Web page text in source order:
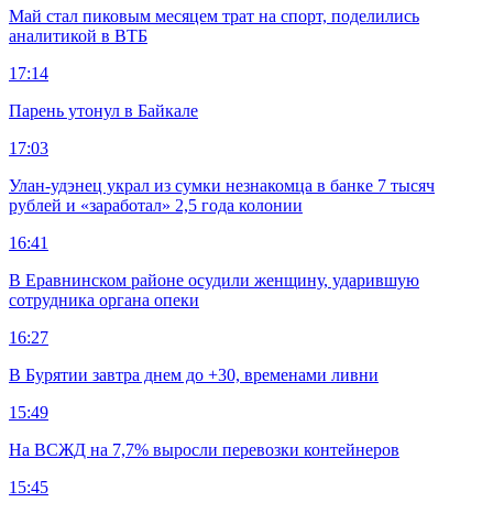
Май стал пиковым месяцем трат на спорт, поделились
аналитикой в ВТБ
17:14
Парень утонул в Байкале
17:03
Улан-удэнец украл из сумки незнакомца в банке 7 тысяч
рублей и «заработал» 2,5 года колонии
16:41
В Еравнинском районе осудили женщину, ударившую
сотрудника органа опеки
16:27
В Бурятии завтра днем до +30, временами ливни
15:49
На ВСЖД на 7,7% выросли перевозки контейнеров
15:45